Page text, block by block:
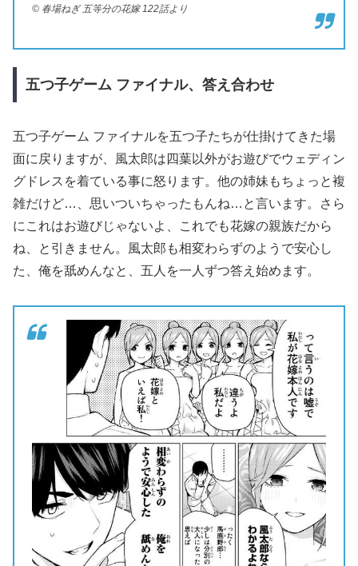
© 春場ねぎ 五等分の花嫁 122話より
五つ子ゲーム ファイナル、答え合わせ
五つ子ゲーム ファイナルを五つ子たちが仕掛けてきた場
面に戻りますが、風太郎は四葉以外がお遊びでウェディン
グドレスを着ている事に怒ります。他の姉妹もちょっと複
雑だけど…、思いついちゃったもんね…と言います。さら
にこれはお遊びじゃないよ、これでも花嫁の親族だから
ね、と引きません。風太郎も相変わらずのようで安心し
た、俺を舐めんなと、五人を一人ずつ答え始めます。